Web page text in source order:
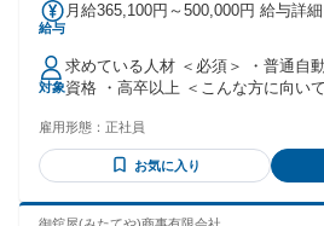
給与
月給365,100円～500,000円 給与詳
代：あり 1ヶ月あたり7万8900円 〜
ヶ月あたり41時間） 固定残業時間
は別途残業代を支給する 【一律手当】 全員に一律で支払われ
る通勤・皆勤・家族手当金額：なし
■通勤手当 月10,000円まで ■国家整
20,000円 ◇昇給あり 年1回（5,000円～） ◇賞与あり 年2回
（2か月分実績） ※前職給
対象
求めている人材 ＜必須＞ ・普通自
資格 ・高卒以上 ＜こんな方に向いています＞ ・検査員資格
が得意な方 ・整備経験を活かしたい
方 ・収入と休日を両立したい方 ＜歓迎＞ ・前職経験を活か
したい方 ・行政対応や品質管理に
雇用形態： 正社員
お気に入り